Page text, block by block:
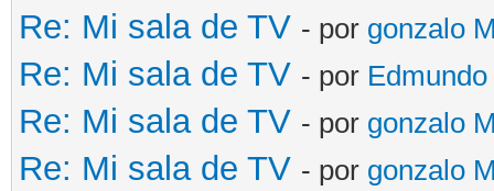
Re: Mi sala de TV - por gonzalo
Re: Mi sala de TV - por Edmundo
Re: Mi sala de TV - por gonzalo
Re: Mi sala de TV - por gonzalo